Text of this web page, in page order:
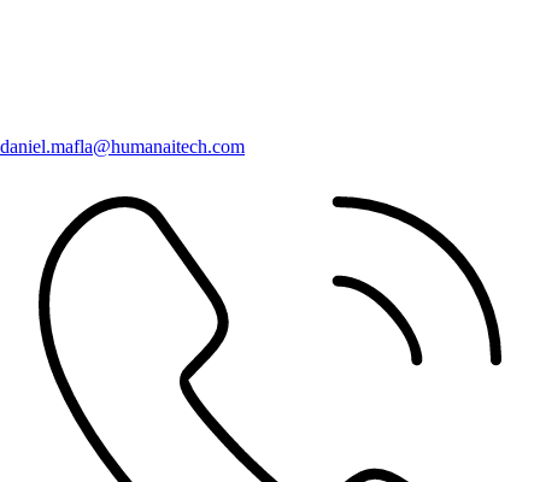
daniel.mafla@humanaitech.com